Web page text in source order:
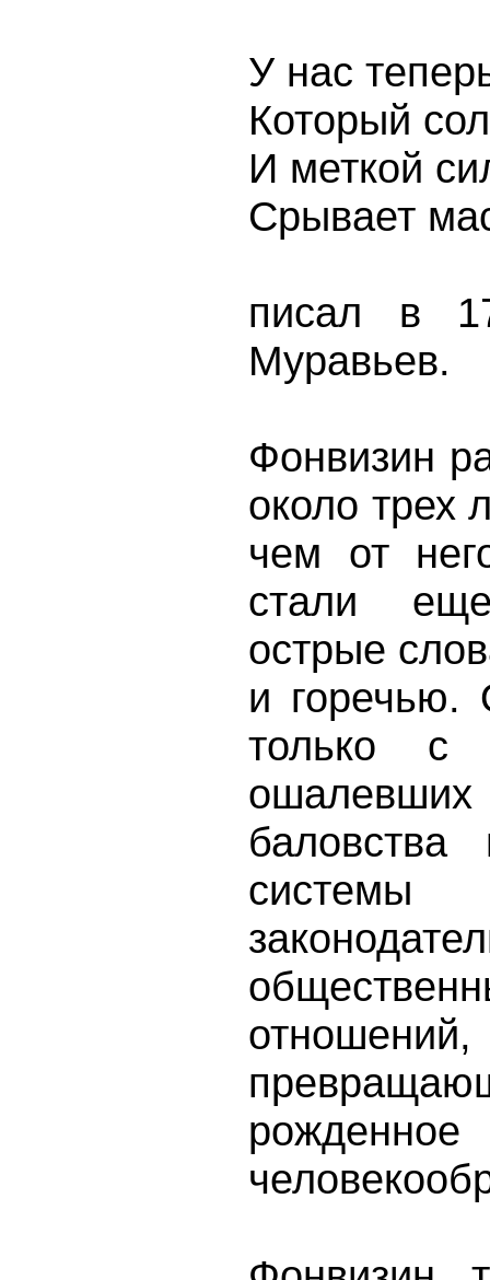
У нас
Который
И меткой
Срывает
писал в
Муравьев.
Фонвизин
около трех
чем от
стали
острые
и горечью.
только с